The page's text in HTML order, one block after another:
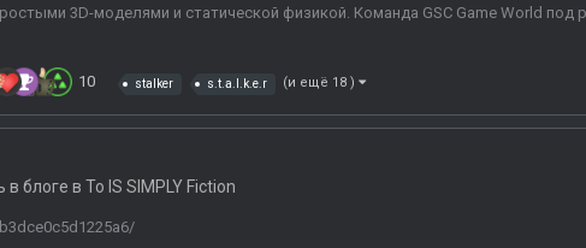
3D-моделями и статической физикой. Команда GSC Game World под
10 stalker s.t.a.l.k.e.r (и ещё 18 )
в блоге в To IS SIMPLY Fiction